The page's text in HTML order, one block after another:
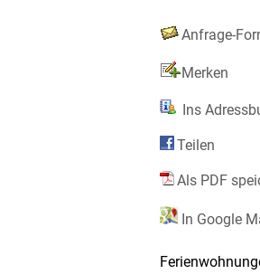
Anfrage-
Merken
Ins
Teilen
Als PDF
In Google